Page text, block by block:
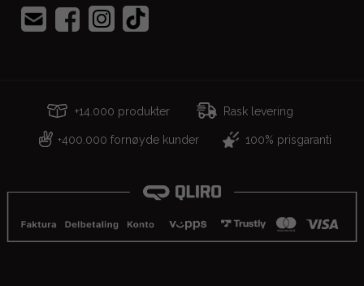
+14.000 produkter Rask levering
+400.000 fornøyde kunder 100% prisgaranti